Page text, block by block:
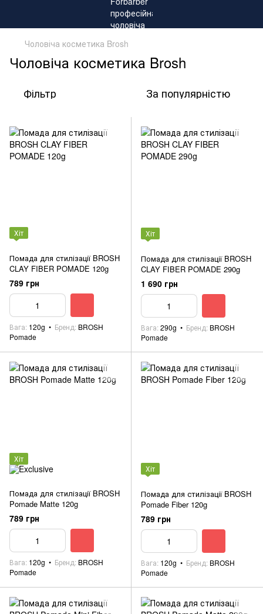
Чоловіча косметика Brosh
Чоловіча косметика Brosh
Фільтр За популярністю
Хіт
Помада для стилізації BROSH
CLAY FIBER POMADE 120g
789 грн
Вага 120g Бренд BROSH
Pomade
Хіт
Помада для стилізації BROSH
CLAY FIBER POMADE 290g
1 690 грн
Вага 290g Бренд BROSH
Pomade
Хіт
Помада для стилізації BROSH
Pomade Matte 120g
789 грн
Вага 120g Бренд BROSH
Pomade
Хіт
Помада для стилізації BROSH
Pomade Fiber 120g
789 грн
Вага 120g Бренд BROSH
Pomade